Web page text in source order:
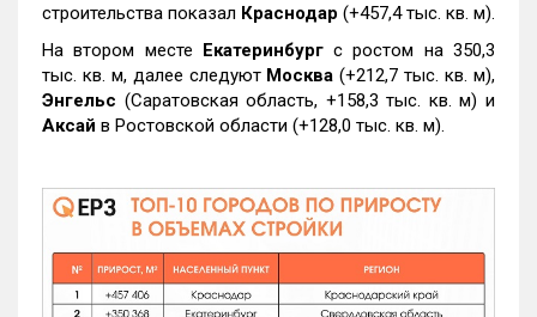
строительства показал Краснодар (+457,4 тыс. кв. м).
На втором месте Екатеринбургс ростом на 350,3
тыс. кв. м, далее следуют Москва (+212,7 тыс. кв. м),
Энгельс (Саратовская область, +158,3 тыс. кв. м) и
Аксай в Ростовской области (+128,0 тыс. кв. м).